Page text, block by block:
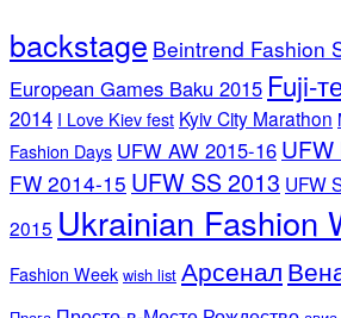
backstage Beintrend Fashion
European Games Baku 2015 Fuji-
2014 I Love Kiev fest Kyiv City Marathon
Fashion Days UFW AW 2015-16
FW 2014-15 UFW SS 2013 UFW
2015 Ukrainian Fashion
Fashion Week wish list Арсенал